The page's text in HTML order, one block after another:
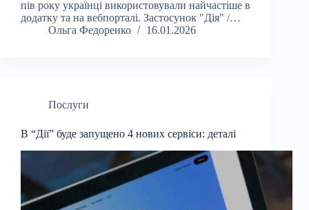
пів року українці використовували найчастіше в
додатку та на вебпорталі. Застосунок "Дія" /…
Ольга Федоренко
16.01.2026
Послуги
В “Дії” буде запущено 4 нових сервіси: деталі